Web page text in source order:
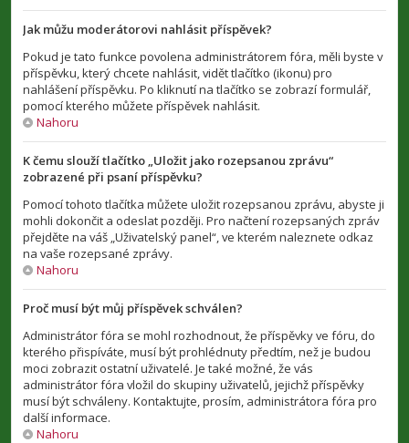
Jak můžu moderátorovi nahlásit příspěvek?
Pokud je tato funkce povolena administrátorem fóra, měli byste v
příspěvku, který chcete nahlásit, vidět tlačítko (ikonu) pro
nahlášení příspěvku. Po kliknutí na tlačítko se zobrazí formulář,
pomocí kterého můžete příspěvek nahlásit.
Nahoru
K čemu slouží tlačítko „Uložit jako rozepsanou zprávu“
zobrazené při psaní příspěvku?
Pomocí tohoto tlačítka můžete uložit rozepsanou zprávu, abyste ji
mohli dokončit a odeslat později. Pro načtení rozepsaných zpráv
přejděte na váš „Uživatelský panel“, ve kterém naleznete odkaz
na vaše rozepsané zprávy.
Nahoru
Proč musí být můj příspěvek schválen?
Administrátor fóra se mohl rozhodnout, že příspěvky ve fóru, do
kterého přispíváte, musí být prohlédnuty předtím, než je budou
moci zobrazit ostatní uživatelé. Je také možné, že vás
administrátor fóra vložil do skupiny uživatelů, jejichž příspěvky
musí být schváleny. Kontaktujte, prosím, administrátora fóra pro
další informace.
Nahoru